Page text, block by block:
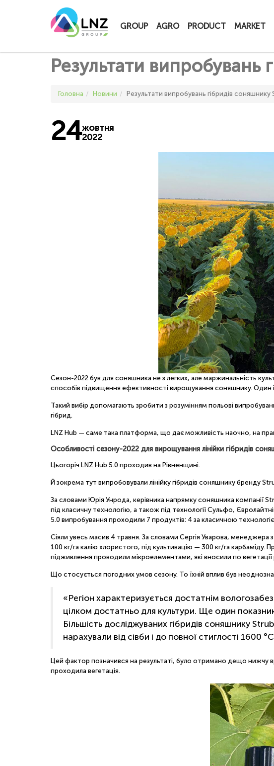
GROUP AGRO PRODUCT MARKET
Результати випробувань
Головна Новини Результати випробувань гібридів соняшнику
24жовтня
2022
Сезон-2022 був для соняшника не з легких, але маржинальність
способів підвищення ефективності вирощування соняшнику. Один
Такий вибір допомагають зробити з розумінням польові
гібрид.
LNZ Hub — саме така платформа, що дає можливість наочно, на
Особливості сезону-2022 для вирощування лінійки гібридів
Цьогоріч LNZ Hub 5.0 проходив на Рівненщині.
Й зокрема тут випробовували лінійку гібридів соняшнику бренду
За словами Юрія Унрода, керівника напрямку соняшника компанії
під класичну технологію, а також під технології Сульфо,
5.0 випробування проходили 7 продуктів: 4 за класичною
Сіяли увесь масив 4 травня. За словами Сергія Уварова, менеджера
100 кг/га калію хлористого, під культивацію — 300 кг/га
підживлення проводили мікроелементами, які вносили по
Що стосується погодних умов сезону. То їхній вплив був
«Регіон характеризується достатнім
цілком достатньо для культури. Ще один
Більшість досліджуваних гібридів соняшнику
нарахували від сівби і до повної стиглості
Цей фактор позначився на результаті, було отримано дещо нижчу
проходила вегетація.